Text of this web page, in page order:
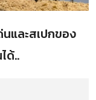
และสเปกของ
ด้..